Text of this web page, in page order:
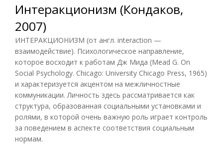
Интеракционизм (Кондаков,
2007)
ИНТЕРАКЦИОНИЗМ (от англ. interaction —
взаимодействие). Психологическое направление,
которое восходит к работам Дж Мида (Mead G. On
Social Psychology. Chicago: University Chicago Press, 1965)
и характеризуется акцентом на межличностные
коммуникации. Личность здесь рассматривается как
структура, образованная социальными установками и
ролями, в которой очень важную роль играет контроль
за поведением в аспекте соответствия социальным
нормам.